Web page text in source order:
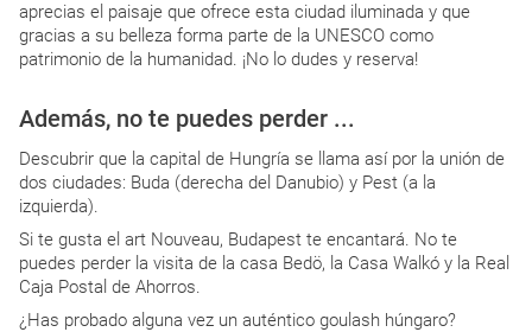
aprecias el paisaje que ofrece esta ciudad iluminada y que
gracias a su belleza forma parte de la UNESCO como
patrimonio de la humanidad. ¡No lo dudes y reserva!
Además, no te puedes perder ...
Descubrir que la capital de Hungría se llama así por la unión de
dos ciudades: Buda (derecha del Danubio) y Pest (a la
izquierda).
Si te gusta el art Nouveau, Budapest te encantará. No te
puedes perder la visita de la casa Bedö, la Casa Walkó y la Real
Caja Postal de Ahorros.
¿Has probado alguna vez un auténtico goulash húngaro?